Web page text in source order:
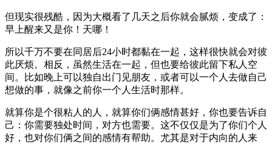
但现实很残酷，因为大概看了几天之后你就会腻烦，变成了：
早上醒来又是你！天哪！
所以千万不要在同居后24小时都黏在一起，这样很快就会对彼
此厌烦。相反，虽然生活在一起，但也要给彼此留下私人空
间。比如晚上可以独自出门见朋友，或者可以一个人去做自己
想做的事，就像之前你一个人生活时那样。
就算你是个很粘人的人，就算你们俩感情甚好，你也要告诉自
己：你需要独处时间，对方也需要。这不仅仅是为了你们个人
好，也对你们俩之间的感情有帮助。尤其是对于内向的人来